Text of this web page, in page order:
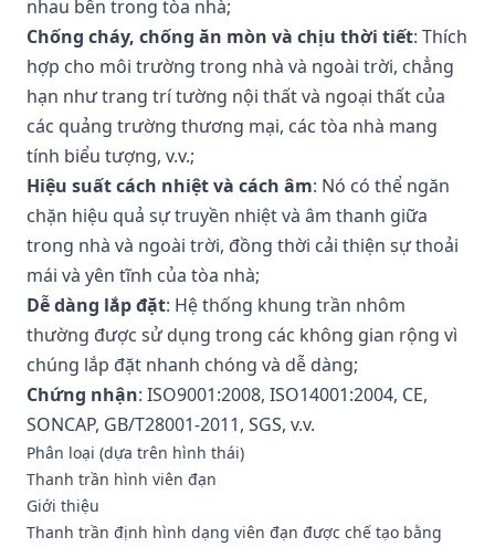
nhau bên trong tòa nhà;
Chống cháy, chống ăn mòn và chịu thời tiết: Thích
hợp cho môi trường trong nhà và ngoài trời, chẳng
hạn như trang trí tường nội thất và ngoại thất của
các quảng trường thương mại, các tòa nhà mang
tính biểu tượng, v.v.;
Hiệu suất cách nhiệt và cách âm: Nó có thể ngăn
chặn hiệu quả sự truyền nhiệt và âm thanh giữa
trong nhà và ngoài trời, đồng thời cải thiện sự thoải
mái và yên tĩnh của tòa nhà;
Dễ dàng lắp đặt: Hệ thống khung trần nhôm
thường được sử dụng trong các không gian rộng vì
chúng lắp đặt nhanh chóng và dễ dàng;
Chứng nhận: ISO9001:2008, ISO14001:2004, CE,
SONCAP, GB/T28001-2011, SGS, v.v.
Phân loại (dựa trên hình thái)
Thanh trần hình viên đạn
Giới thiệu
Thanh trần định hình dạng viên đạn được chế tạo bằng